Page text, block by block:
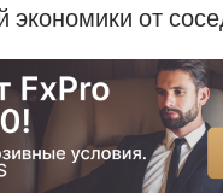
экономики от